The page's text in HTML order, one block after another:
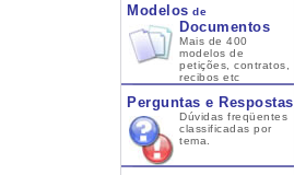
Modelos de
Documentos
Mais de 400
modelos de
petições, contratos,
recibos etc
Perguntas e Respostas
Dúvidas freqüentes
classificadas por
tema.